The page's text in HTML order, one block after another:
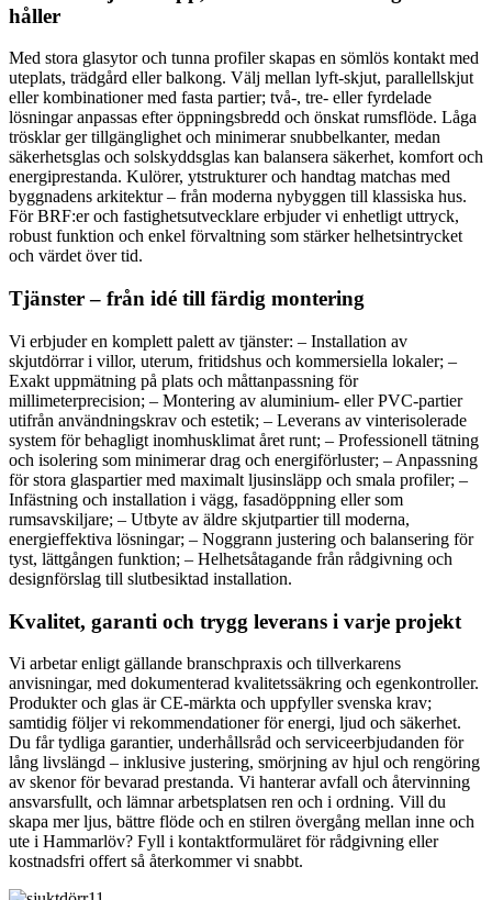
håller
Med stora glasytor och tunna profiler skapas en sömlös kontakt med
uteplats, trädgård eller balkong. Välj mellan lyft-skjut, parallellskjut
eller kombinationer med fasta partier; två-, tre- eller fyrdelade
lösningar anpassas efter öppningsbredd och önskat rumsflöde. Låga
trösklar ger tillgänglighet och minimerar snubbelkanter, medan
säkerhetsglas och solskyddsglas kan balansera säkerhet, komfort och
energiprestanda. Kulörer, ytstrukturer och handtag matchas med
byggnadens arkitektur – från moderna nybyggen till klassiska hus.
För BRF:er och fastighetsutvecklare erbjuder vi enhetligt uttryck,
robust funktion och enkel förvaltning som stärker helhetsintrycket
och värdet över tid.
Tjänster – från idé till färdig montering
Vi erbjuder en komplett palett av tjänster: – Installation av
skjutdörrar i villor, uterum, fritidshus och kommersiella lokaler; –
Exakt uppmätning på plats och måttanpassning för
millimeterprecision; – Montering av aluminium- eller PVC-partier
utifrån användningskrav och estetik; – Leverans av vinterisolerade
system för behagligt inomhusklimat året runt; – Professionell tätning
och isolering som minimerar drag och energiförluster; – Anpassning
för stora glaspartier med maximalt ljusinsläpp och smala profiler; –
Infästning och installation i vägg, fasadöppning eller som
rumsavskiljare; – Utbyte av äldre skjutpartier till moderna,
energieffektiva lösningar; – Noggrann justering och balansering för
tyst, lättgången funktion; – Helhetsåtagande från rådgivning och
designförslag till slutbesiktad installation.
Kvalitet, garanti och trygg leverans i varje projekt
Vi arbetar enligt gällande branschpraxis och tillverkarens
anvisningar, med dokumenterad kvalitetssäkring och egenkontroller.
Produkter och glas är CE-märkta och uppfyller svenska krav;
samtidig följer vi rekommendationer för energi, ljud och säkerhet.
Du får tydliga garantier, underhållsråd och serviceerbjudanden för
lång livslängd – inklusive justering, smörjning av hjul och rengöring
av skenor för bevarad prestanda. Vi hanterar avfall och återvinning
ansvarsfullt, och lämnar arbetsplatsen ren och i ordning. Vill du
skapa mer ljus, bättre flöde och en stilren övergång mellan inne och
ute i Hammarlöv? Fyll i kontaktformuläret för rådgivning eller
kostnadsfri offert så återkommer vi snabbt.